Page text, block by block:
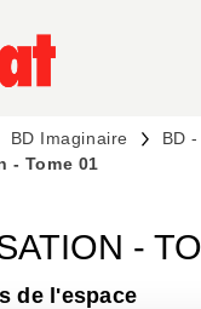
RECHERCHE
BD Imaginaire
BD
- Tome 01
-
de l'espace